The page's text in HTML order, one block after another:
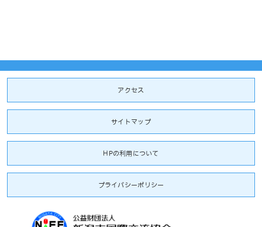
アクセス
サイトマップ
HPの利用について
プライバシーポリシー